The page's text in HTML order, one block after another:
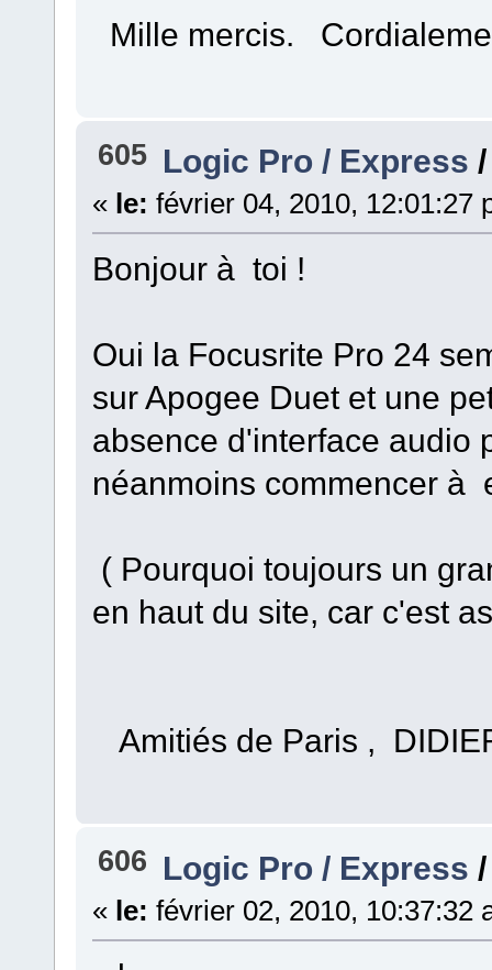
Mille mercis.
605 Logic Pro / Express
« le: février 04, 2010, 12:01:27
Bonjour à toi !
Oui la Focusrite Pro 24
sur Apogee Duet et une
absence d'interface audio
néanmoins commencer à
( Pourquoi toujours un
en haut du site, car c'est
Amitiés de Paris ,
606 Logic Pro / Express
« le: février 02, 2010, 10:37:32